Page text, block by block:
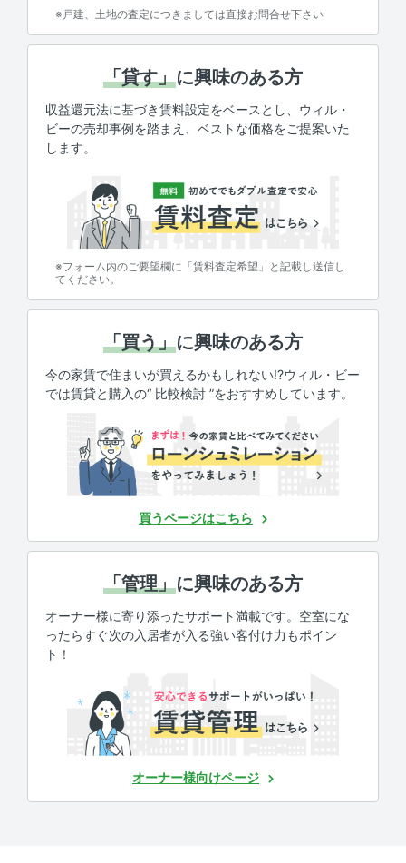
※戸建、土地の査定につきましては直接お問合せ下さい
「貸す」に興味のある方
収益還元法に基づき賃料設定をベースとし、ウィル・
ビーの売却事例を踏まえ、ベストな価格をご提案いた
します。
※フォーム内のご要望欄に「賃料査定希望」と記載し送信し
てください。
「買う」に興味のある方
今の家賃で住まいが買えるかもしれない!?ウィル・ビー
では賃貸と購入の“ 比較検討 ”をおすすめしています。
買うページはこちら
「管理」に興味のある方
オーナー様に寄り添ったサポート満載です。空室にな
ったらすぐ次の入居者が入る強い客付け力もポイン
ト！
オーナー様向けページ